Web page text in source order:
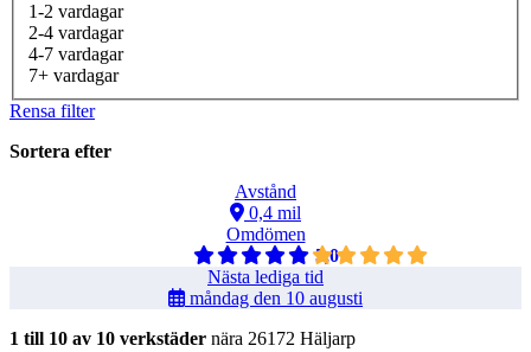
1-2 vardagar
2-4 vardagar
4-7 vardagar
7+ vardagar
Rensa filter
Sortera efter
Avstånd
0,4 mil
Omdömen
5,0
Nästa lediga tid
måndag den 10 augusti
1 till 10 av 10 verkstäder nära 26172 Häljarp